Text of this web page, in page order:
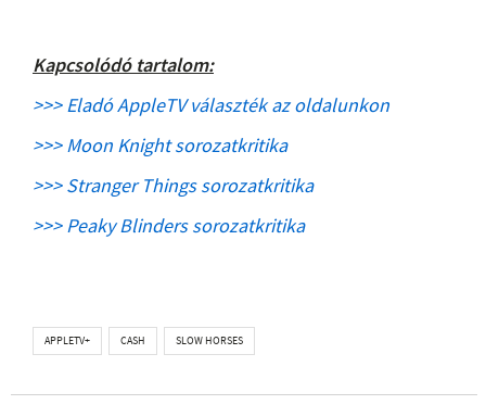
Kapcsolódó tartalom:
>>> Eladó AppleTV választék az oldalunkon
>>> Moon Knight sorozatkritika
>>> Stranger Things sorozatkritika
>>> Peaky Blinders sorozatkritika
APPLETV+ CASH SLOW HORSES